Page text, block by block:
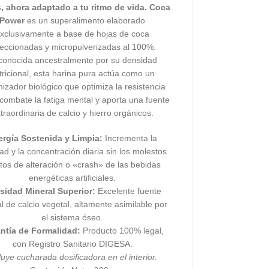
ahora adaptado a tu ritmo de vida. Coca
Poweres un superalimento elaborado
a base de hojas de coca
y micropulverizadas al 100%.
ancestralmente por su densidad
esta harina pura actúa como un
biológico que optimiza la resistencia
la fatiga mental y aporta una fuente
de calcio y hierro orgánicos.
Sostenida y Limpia: Incrementa la
y la concentración diaria sin los molestos
de alteración o «crash» de las bebidas
energéticas artificiales.
Mineral Superior: Excelente fuente
de calcio vegetal, altamente asimilable por
el sistema óseo.
de Formalidad: Producto 100% legal,
con Registro Sanitario DIGESA.
cucharada dosificadora en el interior.